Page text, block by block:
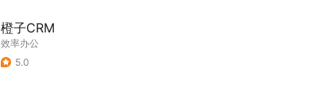
橙子CRM
效率办公
5.0